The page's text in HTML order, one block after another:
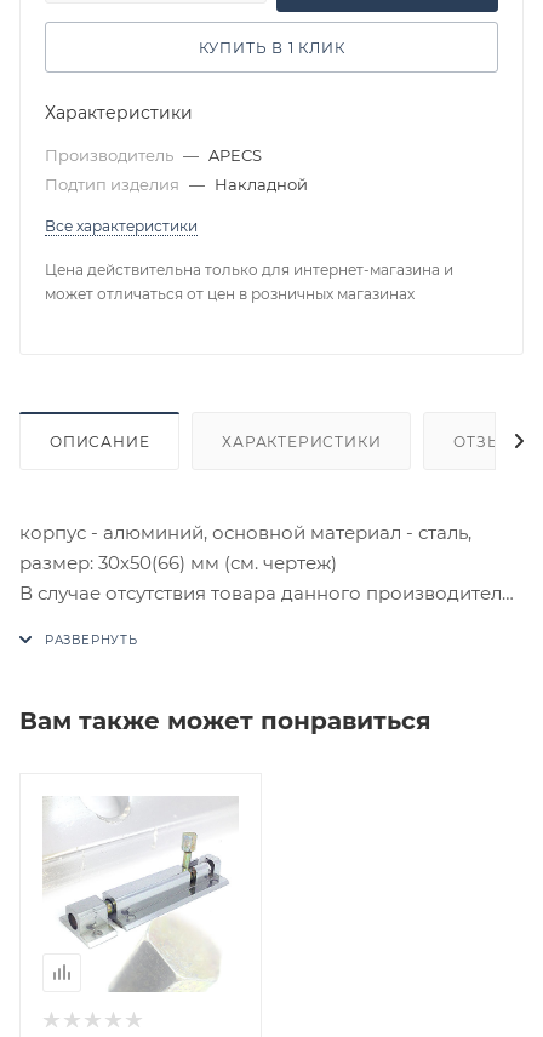
КУПИТЬ В 1 КЛИК
Характеристики
Производитель — APECS
Подтип изделия — Накладной
Все характеристики
Цена действительна только для интернет-магазина и
может отличаться от цен в розничных магазинах
ОПИСАНИЕ ХАРАКТЕРИСТИКИ ОТЗЫВЫ
корпус - алюминий, основной материал - сталь,
размер: 30х50(66) мм (см. чертеж)
В случае отсутствия товара данного производителя
Цены на сайте не являются оптовыми и
заказ был получен.
Конечная цена будет отображена в высланном
счете после проверки товара на наличие на складе.
Фактом подтверждения покупки будет считаться
оплата выставленного счета.
Вам также может понравиться